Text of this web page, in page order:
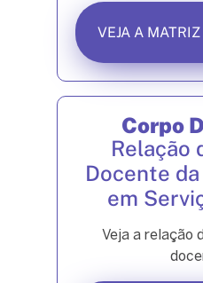
VEJA A
Corpo
Relação
Docente
em
Veja a relação